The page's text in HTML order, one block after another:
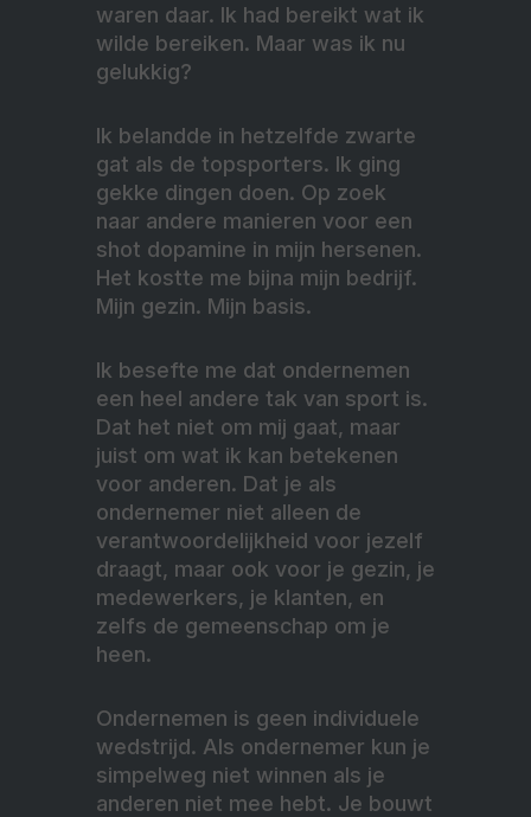
waren daar. Ik had bereikt wat ik
wilde bereiken. Maar was ik nu
gelukkig?
Ik belandde in hetzelfde zwarte
gat als de topsporters. Ik ging
gekke dingen doen. Op zoek
naar andere manieren voor een
shot dopamine in mijn hersenen.
Het kostte me bijna mijn bedrijf.
Mijn gezin. Mijn basis.
Ik besefte me dat ondernemen
een heel andere tak van sport is.
Dat het niet om mij gaat, maar
juist om wat ik kan betekenen
voor anderen. Dat je als
ondernemer niet alleen de
verantwoordelijkheid voor jezelf
draagt, maar ook voor je gezin, je
medewerkers, je klanten, en
zelfs de gemeenschap om je
heen.
Ondernemen is geen individuele
wedstrijd. Als ondernemer kun je
simpelweg niet winnen als je
anderen niet mee hebt. Je bouwt